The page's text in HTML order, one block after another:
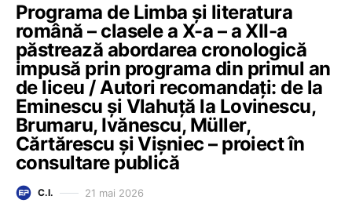
Programa de Limba și literatura
română – clasele a X-a – a XII-a
păstrează abordarea cronologică
impusă prin programa din primul an
de liceu / Autori recomandați: de la
Eminescu și Vlahuță la Lovinescu,
Brumaru, Ivănescu, Müller,
Cărtărescu și Vișniec – proiect în
consultare publică
C.I. 21 mai 2026